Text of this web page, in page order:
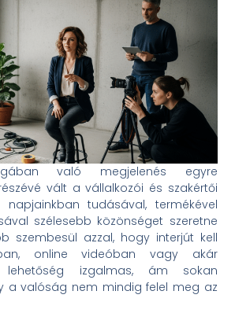
való megjelenés egyre
vált a vállalkozói és szakértői
napjainkban tudásával, termékével
szélesebb közönséget szeretne
szembesül azzal, hogy interjút kell
online videóban vagy akár
lehetőség izgalmas, ám sokan
a valóság nem mindig felel meg az